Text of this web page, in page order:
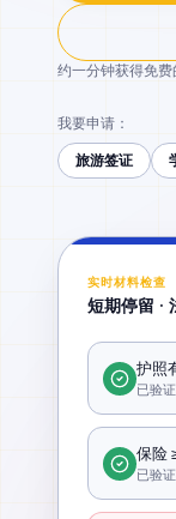
约一分钟获得免
我要申请：
旅游签证
实时材料检查
短期停留 ·
护照
已验证
保险
已验证